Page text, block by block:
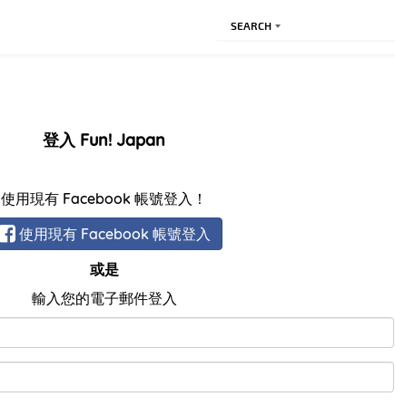
SEARCH
登入 Fun! Japan
使用現有 Facebook 帳號登入！
使用現有 Facebook 帳號登入
或是
輸入您的電子郵件登入
子
郵
碼